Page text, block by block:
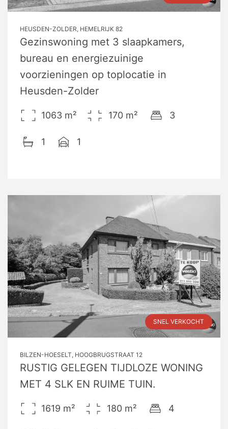
HEUSDEN-ZOLDER, HEMELRIJK 82
Gezinswoning met 3 slaapkamers,
bureau en energiezuinige
voorzieningen op toplocatie in
Heusden-Zolder
1063 m² 170 m² 3
1 1
SNEL VERKOCHT
BILZEN-HOESELT, HOOGBRUGSTRAAT 12
RUSTIG GELEGEN TIJDLOZE WONING
MET 4 SLK EN RUIME TUIN.
1619 m² 180 m² 4